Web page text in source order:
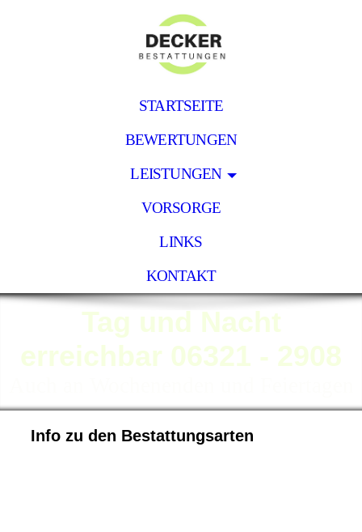
STARTSEITE
BEWERTUNGEN
LEISTUNGEN
VORSORGE
LINKS
KONTAKT
Tag und Nacht
erreichbar 06321 - 2908
Info zu den Bestattungsarten